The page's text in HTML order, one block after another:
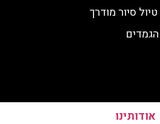
סיור מודרך
אודותינו